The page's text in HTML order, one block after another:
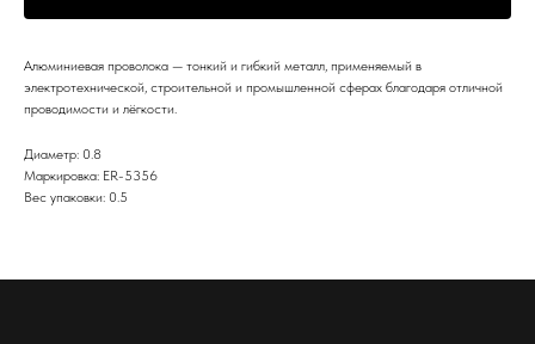
Алюминиевая проволока — тонкий и гибкий металл, применяемый в
электротехнической, строительной и промышленной сферах благодаря отличной
проводимости и лёгкости.
Диаметр: 0.8
Маркировка: ER-5356
Вес упаковки: 0.5